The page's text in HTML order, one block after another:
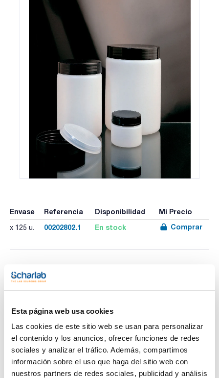
Esta página web usa cookies
Las cookies de este sitio web se usan para personalizar
el contenido y los anuncios, ofrecer funciones de redes
sociales y analizar el tráfico. Además, compartimos
información sobre el uso que haga del sitio web con
nuestros partners de redes sociales, publicidad y análisis
Envase Referencia Disponibilidad Mi Precio
x 125 u. 00202802.1 En stock Comprar
Imprimir ficha de
producto
Características
Pack (u.) : 125
Frascos cilíndricos fabricados en polietileno de alta
densidad con tapa a rosca y obturador.
Cuerpo y obturador en color natural translúcido y tapa en
color negro. Excepto los modelos estériles, se suministran
sin roscar.
Ver más
Documentación técnica